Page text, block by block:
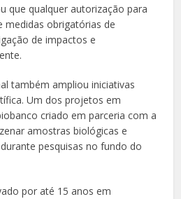
que qualquer autorização para
medidas obrigatórias de
de impactos e
também ampliou iniciativas
Um dos projetos em
criado em parceria com a
amostras biológicas e
pesquisas no fundo do
por até 15 anos em